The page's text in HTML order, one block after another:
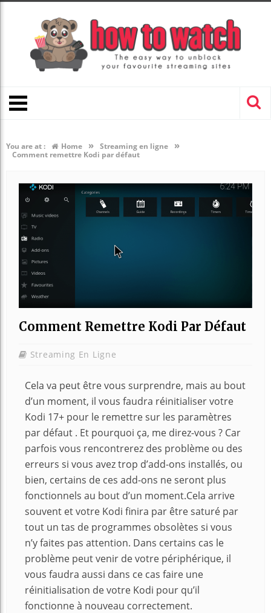
You are at : Home » Streaming en ligne »
Comment remettre Kodi par défaut
Comment Remettre Kodi Par Défaut
Streaming En Ligne
Cela va peut être vous surprendre, mais au bout
d’un moment, il vous faudra réinitialiser votre
Kodi 17+ pour le remettre sur les paramètres
par défaut . Et pourquoi ça, me direz-vous ? Car
parfois vous rencontrerez des problème ou des
erreurs si vous avez trop d’add-ons installés, ou
bien, certains de ces add-ons ne seront plus
fonctionnels au bout d’un moment.Cela arrive
souvent et votre Kodi finira par être saturé par
tout un tas de programmes obsolètes si vous
n’y faites pas attention. Dans certains cas le
problème peut venir de votre périphérique, il
vous faudra aussi dans ce cas faire une
réinitialisation de votre Kodi pour qu’il
fonctionne à nouveau correctement.